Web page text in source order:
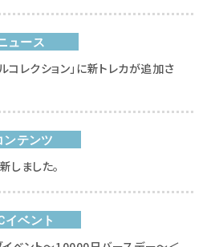
ュース
レクション」に新トレカが追加さ
ンテンツ
しました。
イベント